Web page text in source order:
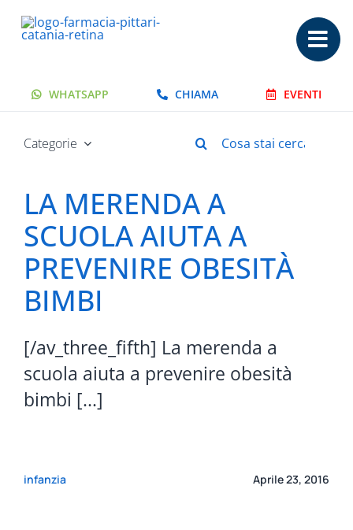
WHATSAPP CHIAMA EVENTI
Categorie
Cerca
LA MERENDA A
SCUOLA AIUTA A
PREVENIRE OBESITÀ
BIMBI
[/av_three_fifth] La merenda a
scuola aiuta a prevenire obesità
bimbi [...]
infanzia Aprile 23, 2016